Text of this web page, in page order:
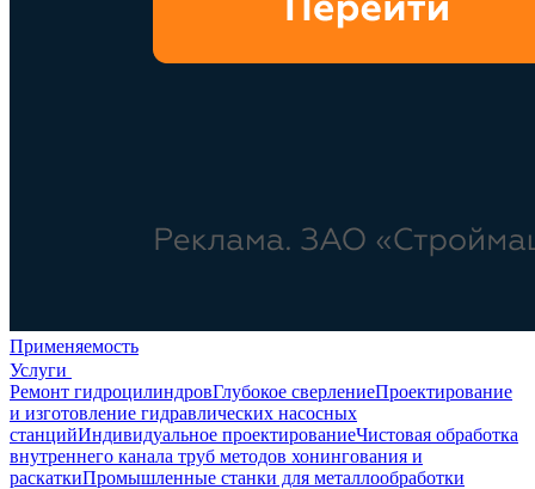
Применяемость
Услуги
Ремонт гидроцилиндровГлубокое сверлениеПроектирование
и изготовление гидравлических насосных
станцийИндивидуальное проектированиеЧистовая обработка
внутреннего канала труб методов хонингования и
раскаткиПромышленные станки для металлообработки